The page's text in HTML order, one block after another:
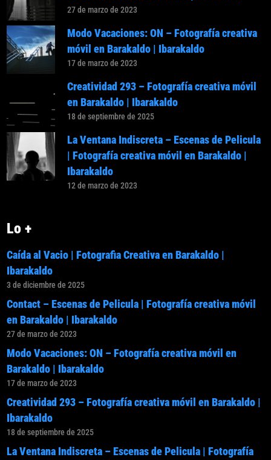
27 de marzo de 2023
Modo Vacaciones: ON – Fotografía creativa
móvil en Barakaldo | Ibarakaldo
17 de marzo de 2023
Creatividad 293 – Fotografía creativa móvil
en Barakaldo | Ibarakaldo
18 de septiembre de 2025
La Ventana Indiscreta – Escenas de Pelicula
| Fotografía creativa móvil en Barakaldo |
Ibarakaldo
12 de marzo de 2023
Lo +
Caída al Vacio | Fotografia Creativa en Barakaldo |
Ibarakaldo
3 de diciembre de 2025
Contact – Escenas de Pelicula | Fotografía creativa móvil
en Barakaldo | Ibarakaldo
27 de marzo de 2023
Modo Vacaciones: ON – Fotografía creativa móvil en
Barakaldo | Ibarakaldo
17 de marzo de 2023
Creatividad 293 – Fotografía creativa móvil en Barakaldo |
Ibarakaldo
18 de septiembre de 2025
La Ventana Indiscreta – Escenas de Pelicula | Fotografía